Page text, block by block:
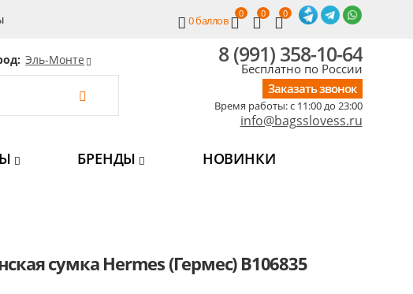
0баллов
0 0 0
Эль-Монте 8 (991) 358-10-64
Бесплатно по России
Заказать звонок
Время работы: c 11:00 до 23:00
info@bagsslovess.ru
БРЕНДЫ
НОВИНКИ
сумка Hermes (Гермес) B106835